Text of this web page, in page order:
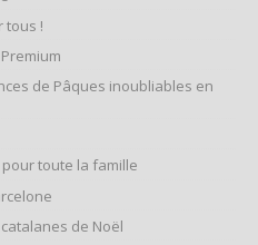
tous !
de Pâques inoubliables en
toute la famille
de Noël